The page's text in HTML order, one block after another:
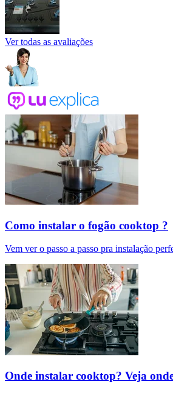
Ver todas as avaliações
Como instalar o fogão cooktop ?
Vem ver o passo a passo pra instalação
Onde instalar cooktop? Veja